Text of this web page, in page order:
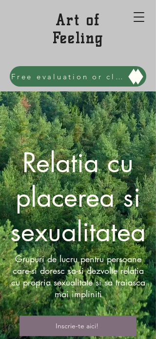
Art of
Feeling
Free evaluation or clarity session
Relatia cu
placerea si
sexualitatea
Grupuri de lucru pentru persoane
care-si doresc sa-si dezvolte relatia
cu propria sexualitate si sa traiasca
mai impliniti
Inscrie-te aici!